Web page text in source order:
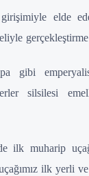
elde
eliyle
gibi
silsilesi
ilk muharip
uçağımız ilk